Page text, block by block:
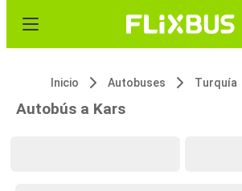
Inicio Autobuses Turquía
Autobús a Kars